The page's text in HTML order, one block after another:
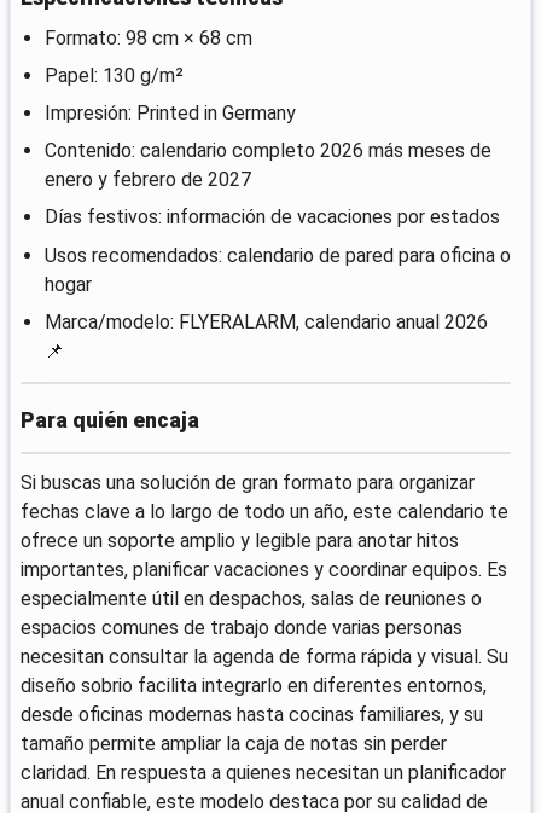
Formato: 98 cm × 68 cm
Papel: 130 g/m²
Impresión: Printed in Germany
Contenido: calendario completo 2026 más meses de
enero y febrero de 2027
Días festivos: información de vacaciones por estados
Usos recomendados: calendario de pared para oficina o
hogar
Marca/modelo: FLYERALARM, calendario anual 2026
📌
Para quién encaja
Si buscas una solución de gran formato para organizar
fechas clave a lo largo de todo un año, este calendario te
ofrece un soporte amplio y legible para anotar hitos
importantes, planificar vacaciones y coordinar equipos. Es
especialmente útil en despachos, salas de reuniones o
espacios comunes de trabajo donde varias personas
necesitan consultar la agenda de forma rápida y visual. Su
diseño sobrio facilita integrarlo en diferentes entornos,
desde oficinas modernas hasta cocinas familiares, y su
tamaño permite ampliar la caja de notas sin perder
claridad. En respuesta a quienes necesitan un planificador
anual confiable, este modelo destaca por su calidad de